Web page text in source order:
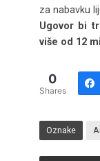
za nabavku
Ugovor bi
više od 12
0
Shares
Oznake